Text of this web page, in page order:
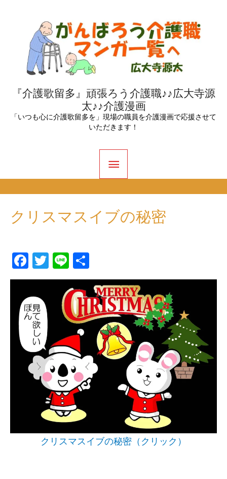
『介護歌留多』頑張ろう介護職♪♪広大寺源
太♪♪介護漫画
「いつも心に介護歌留多を」現場の職員を介護漫画で応援させて
いただきます！
メ
ン
ュ
ー
クリスマスイブの秘密
Fa
ce
bo
ok
T
wi
Li
ne 有
クリスマスイブの秘密（クリック）